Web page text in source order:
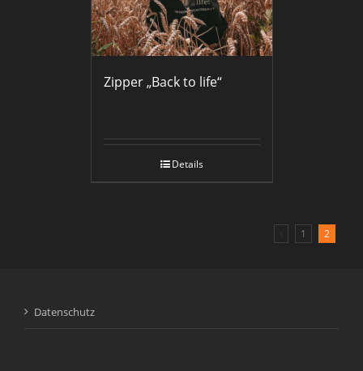
Zipper „Back to life“
Details
1 2
Datenschutz